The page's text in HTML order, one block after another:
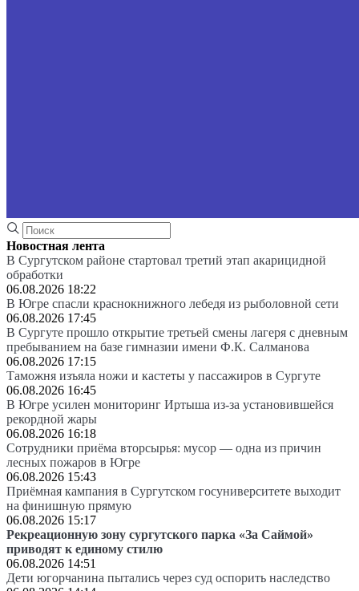
Новостная лента
В Сургутском районе стартовал третий этап акарицидной
обработки
06.08.2026 18:22
В Югре спасли краснокнижного лебедя из рыболовной сети
06.08.2026 17:45
В Сургуте прошло открытие третьей смены лагеря с дневным
пребыванием на базе гимназии имени Ф.К. Салманова
06.08.2026 17:15
Таможня изъяла ножи и кастеты у пассажиров в Сургуте
06.08.2026 16:45
В Югре усилен мониторинг Иртыша из-за установившейся
рекордной жары
06.08.2026 16:18
Сотрудники приёма вторсырья: мусор — одна из причин
лесных пожаров в Югре
06.08.2026 15:43
Приёмная кампания в Сургутском госуниверситете выходит
на финишную прямую
06.08.2026 15:17
Рекреационную зону сургутского парка «За Саймой»
приводят к единому стилю
06.08.2026 14:51
Дети югорчанина пытались через суд оспорить наследство